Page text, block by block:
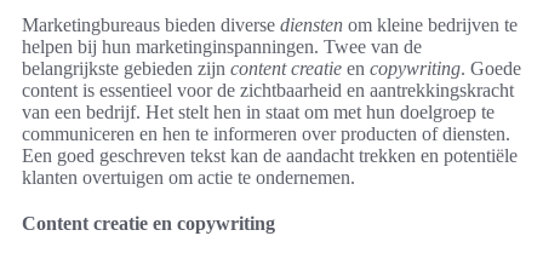
Marketingbureaus bieden diverse diensten om kleine bedrijven te
helpen bij hun marketinginspanningen. Twee van de
belangrijkste gebieden zijn content creatie en copywriting. Goede
content is essentieel voor de zichtbaarheid en aantrekkingskracht
van een bedrijf. Het stelt hen in staat om met hun doelgroep te
communiceren en hen te informeren over producten of diensten.
Een goed geschreven tekst kan de aandacht trekken en potentiële
klanten overtuigen om actie te ondernemen.
Content creatie en copywriting